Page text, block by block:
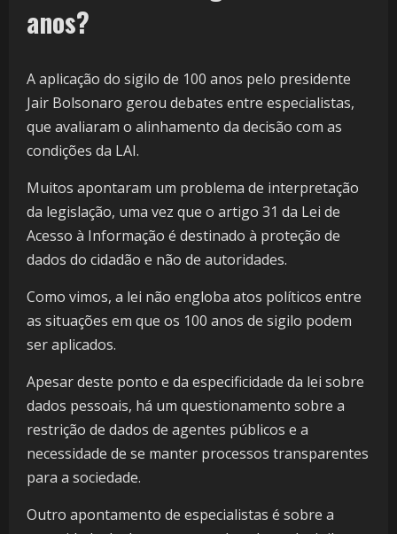
anos?
A aplicação do sigilo de 100 anos pelo presidente
Jair Bolsonaro gerou debates entre especialistas,
que avaliaram o alinhamento da decisão com as
condições da LAI.
Muitos apontaram um problema de interpretação
da legislação, uma vez que o artigo 31 da Lei de
Acesso à Informação é destinado à proteção de
dados do cidadão e não de autoridades.
Como vimos, a lei não engloba atos políticos entre
as situações em que os 100 anos de sigilo podem
ser aplicados.
Apesar deste ponto e da especificidade da lei sobre
dados pessoais, há um questionamento sobre a
restrição de dados de agentes públicos e a
necessidade de se manter processos transparentes
para a sociedade.
Outro apontamento de especialistas é sobre a